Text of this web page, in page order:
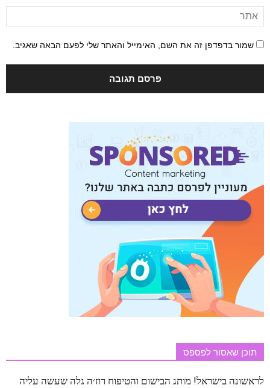
שמור בדפדפן זה את השם, האימייל והאתר שלי לפעם הבאה שאגיב.
תוכן שאסור לפספס
לראשונה בישראל! מותג הבישום והטיפוח רוז׳ה גלה שעשה עליה